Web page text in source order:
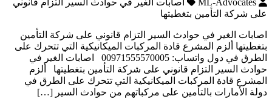
على شركة التأمين بتغطيتها
اصابات الغير في حوادث السير التزام قانوني على شركة التأمين
بتغطيتها ألزم المشرع قادة المركبات الميكانيكية التي تتحرك على
الطرق في دول واتساب: 00971555570005 اصابات الغير في
حوادث السير التزام قانوني على شركة التأمين بتغطيتها ألزم
المشرع قادة المركبات الميكانيكية التي تتحرك على الطرق في
دولة الأمارات بالتأمين على مركباتهم من حوادث السير […]